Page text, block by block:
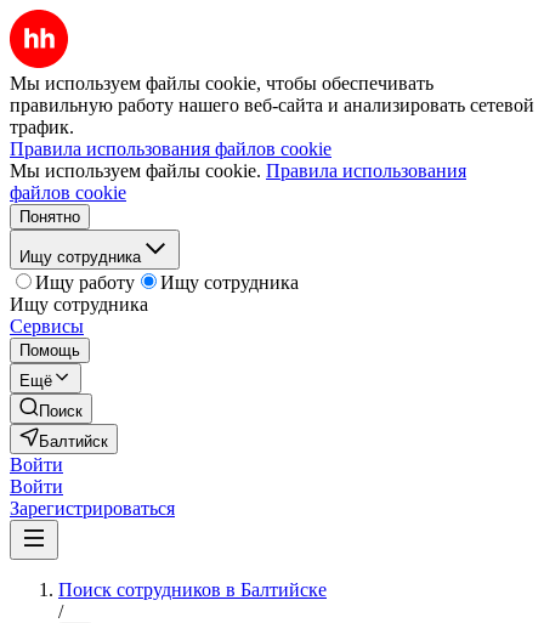
Мы используем файлы cookie, чтобы обеспечивать
правильную работу нашего веб-сайта и анализировать сетевой
трафик.
Правила использования файлов cookie
Мы используем файлы cookie. Правила использования
файлов cookie
Понятно
Ищу сотрудника
Ищу работу
Ищу сотрудника
Ищу сотрудника
Сервисы
Помощь
Ещё
Поиск
Балтийск
Войти
Войти
Зарегистрироваться
Поиск сотрудников в Балтийске
/